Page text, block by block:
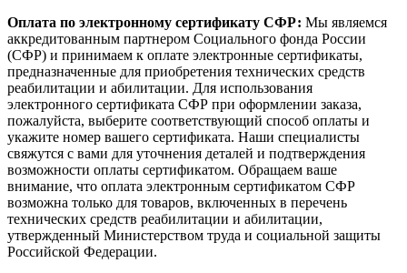
Оплата по электронному сертификату СФР: Мы являемся
аккредитованным партнером Социального фонда России
(СФР) и принимаем к оплате электронные сертификаты,
предназначенные для приобретения технических средств
реабилитации и абилитации. Для использования
электронного сертификата СФР при оформлении заказа,
пожалуйста, выберите соответствующий способ оплаты и
укажите номер вашего сертификата. Наши специалисты
свяжутся с вами для уточнения деталей и подтверждения
возможности оплаты сертификатом. Обращаем ваше
внимание, что оплата электронным сертификатом СФР
возможна только для товаров, включенных в перечень
технических средств реабилитации и абилитации,
утвержденный Министерством труда и социальной защиты
Российской Федерации.